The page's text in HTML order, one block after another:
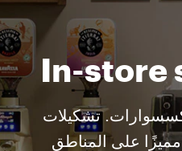
In-store
تشكيلات
على المناطق